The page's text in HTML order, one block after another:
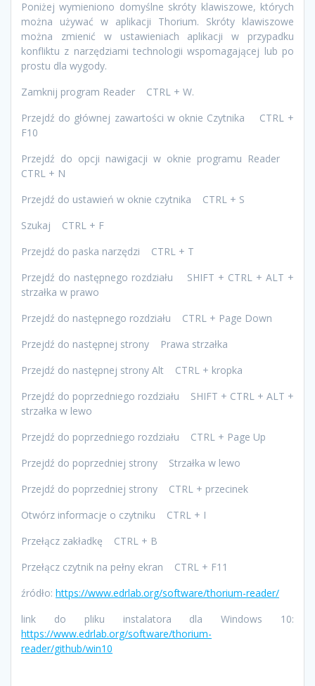
Poniżej wymieniono domyślne skróty klawiszowe, których
można używać w aplikacji Thorium. Skróty klawiszowe
można zmienić w ustawieniach aplikacji w przypadku
konfliktu z narzędziami technologii wspomagającej lub po
prostu dla wygody.
Zamknij program Reader CTRL + W.
Przejdź do głównej zawartości w oknie Czytnika CTRL +
F10
Przejdź do opcji nawigacji w oknie programu Reader
CTRL + N
Przejdź do ustawień w oknie czytnika CTRL + S
Szukaj CTRL + F
Przejdź do paska narzędzi CTRL + T
Przejdź do następnego rozdziału SHIFT + CTRL + ALT +
strzałka w prawo
Przejdź do następnego rozdziału CTRL + Page Down
Przejdź do następnej strony Prawa strzałka
Przejdź do następnej strony Alt CTRL + kropka
Przejdź do poprzedniego rozdziału SHIFT + CTRL + ALT +
strzałka w lewo
Przejdź do poprzedniego rozdziału CTRL + Page Up
Przejdź do poprzedniej strony Strzałka w lewo
Przejdź do poprzedniej strony CTRL + przecinek
Otwórz informacje o czytniku CTRL + I
Przełącz zakładkę CTRL + B
Przełącz czytnik na pełny ekran CTRL + F11
źródło: https://www.edrlab.org/software/thorium-reader/
link do pliku instalatora dla Windows 10:
https://www.edrlab.org/software/thorium-
reader/github/win10